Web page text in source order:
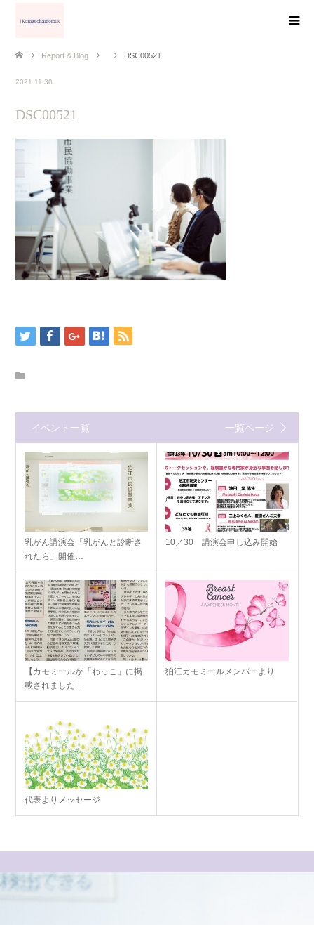
Report & Blog DSC00521
2021.11.30
DSC00521
イベント一覧 一覧ページ
乳がん講演会「乳がんと診断さ
れたら」開催…
10／30 講演会申し込み開始
【カモミールが「わっこ」に掲
載されました…
狛江カモミールメンバーより
代表よりメッセージ